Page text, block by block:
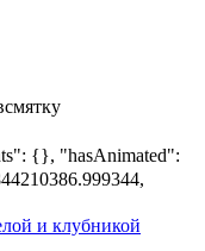
{}, "hasAnimated":
и клубникой